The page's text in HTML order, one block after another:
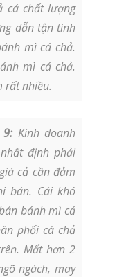
cá chất lượng
dẫn tận tình
mì cá chả.
mì cá chả.
rất nhiều.
9: Kinh doanh
định phải
cả cần đảm
bán. Cái khó
bánh mì cá
phối cá chả
Mất hơn 2
ngách, may